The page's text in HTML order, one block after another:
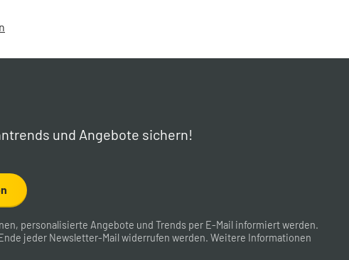
und Angebote sichern!
personalisierte Angebote und Trends per E-Mail informiert werden.
jeder Newsletter-Mail widerrufen werden. Weitere Informationen